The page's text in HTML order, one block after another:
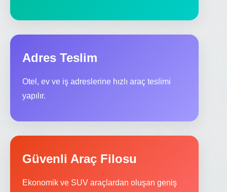
Adres Teslim
Otel, ev ve iş adreslerine hızlı araç teslimi
yapılır.
Güvenli Araç Filosu
Ekonomik ve SUV araçlardan oluşan geniş